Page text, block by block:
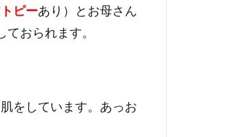
ピーあり）とお母さん
おられます。
をしています。あっお